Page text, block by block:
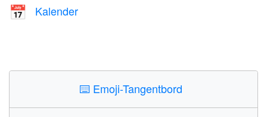
📅 Kalender
⌨️ Emoji-Tangentbord